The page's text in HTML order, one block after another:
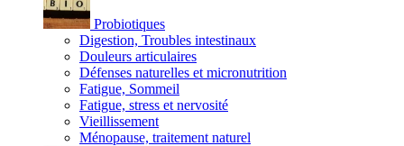
Probiotiques
Digestion, Troubles intestinaux
Douleurs articulaires
Défenses naturelles et micronutrition
Fatigue, Sommeil
Fatigue, stress et nervosité
Vieillissement
Ménopause, traitement naturel